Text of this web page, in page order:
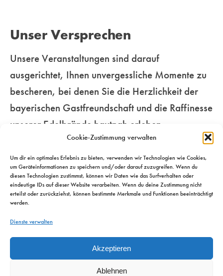
Cookie-Zustimmung verwalten
Um dir ein optimales Erlebnis zu bieten, verwenden wir Technologien wie Cookies,
um Geräteinformationen zu speichern und/oder darauf zuzugreifen. Wenn du
diesen Technologien zustimmst, können wir Daten wie das Surfverhalten oder
eindeutige IDs auf dieser Website verarbeiten. Wenn du deine Zustimmung nicht
erteilst oder zurückziehst, können bestimmte Merkmale und Funktionen beeinträchtigt
werden.
Dienste verwalten
Akzeptieren
Ablehnen
unterhaltsame
Mehr
Bayerns
beschwingten
Mehr
Genussmenschen.
Mehr
Unser Versprechen
Unsere Veranstaltungen sind darauf
ausgerichtet, Ihnen unvergessliche Momente zu
bescheren, bei denen Sie die Herzlichkeit der
bayerischen Gastfreundschaft und die Raffinesse
unserer Edelbrände hautnah erleben.